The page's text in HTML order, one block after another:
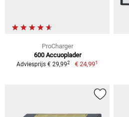
ProCharger
600 Accuoplader
Adviesprijs € 29,992 € 24,991